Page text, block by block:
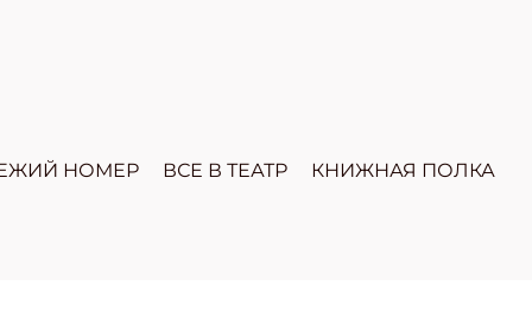
НОМЕР ВСЕ В ТЕАТР КНИЖНАЯ ПОЛКА